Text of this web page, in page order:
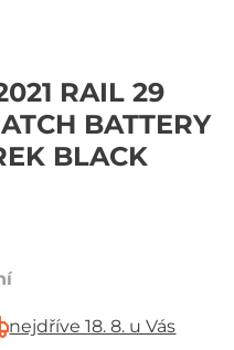
RAIL 29
BATTERY
BLACK
nejdříve 18. 8. u Vás